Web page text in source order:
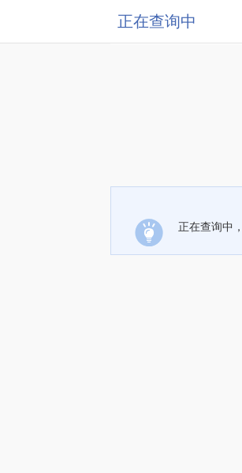
正在查询中
正在查询中